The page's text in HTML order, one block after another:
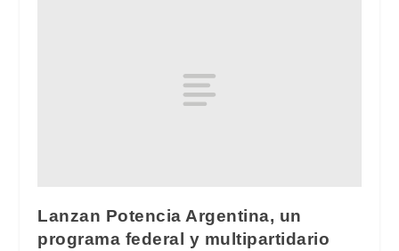
Lanzan Potencia Argentina, un
programa federal y multipartidario